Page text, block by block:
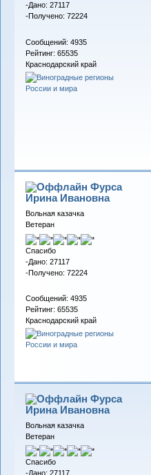
-Дано: 27117
-Получено: 72224
Сообщений: 4935
Рейтинг: 65535
Краснодарский край
Фурса
Ирина Ивановна
Вольная казачка
Ветеран
Спасибо
-Дано: 27117
-Получено: 72224
Сообщений: 4935
Рейтинг: 65535
Краснодарский край
Фурса
Ирина Ивановна
Вольная казачка
Ветеран
Спасибо
-Дано: 27117